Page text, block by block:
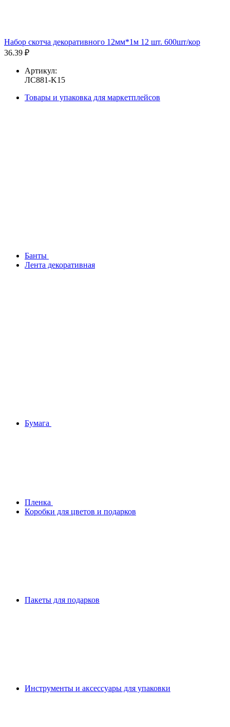
Набор скотча декоративного 12мм*1м 12 шт. 600шт/кор
36.39 ₽
Артикул:
ЛС881-K15
Товары и упаковка для маркетплейсов
Банты
Лента декоративная
Бумага
Плeнка
Коробки для цветов и подарков
Пакеты для подарков
Инструменты и аксессуары для упаковки